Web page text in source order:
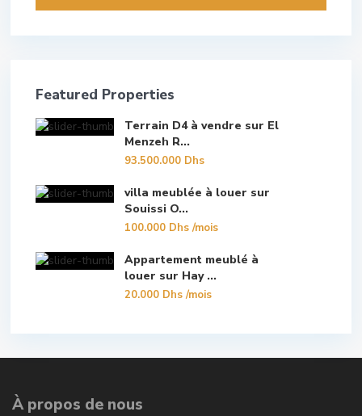
Featured Properties
Terrain D4 à vendre sur El
Menzeh R...
93.500.000 Dhs
villa meublée à louer sur
Souissi O...
100.000 Dhs/mois
Appartement meublé à
louer sur Hay ...
20.000 Dhs/mois
À propos de nous